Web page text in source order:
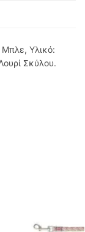
Μπλε, Υλικό:
Σκύλου.